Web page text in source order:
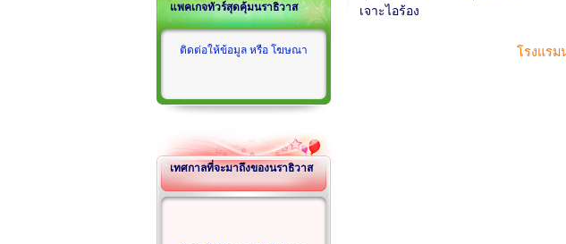
แพคเกจทัวร์สุดคุ้มนราธิวาส
ติดต่อให้ข้อมูล หรือ โฆษณา
เทศกาลที่จะมาถึงของนราธิวาส
เจาะไอร้อง
โรงแรม